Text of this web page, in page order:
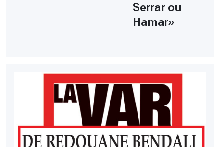
Serrar ou
Hamar»